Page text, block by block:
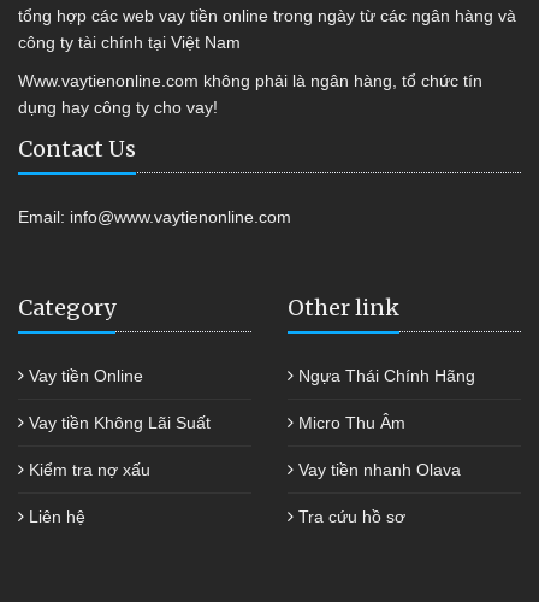
tổng hợp các web vay tiền online trong ngày từ các ngân hàng và
công ty tài chính tại Việt Nam
Www.vaytienonline.com không phải là ngân hàng, tổ chức tín
dụng hay công ty cho vay!
Contact Us
Email: info@www.vaytienonline.com
Category
Vay tiền Online
Vay tiền Không Lãi Suất
Kiểm tra nợ xấu
Liên hệ
Other link
Ngựa Thái Chính Hãng
Micro Thu Âm
Vay tiền nhanh Olava
Tra cứu hồ sơ